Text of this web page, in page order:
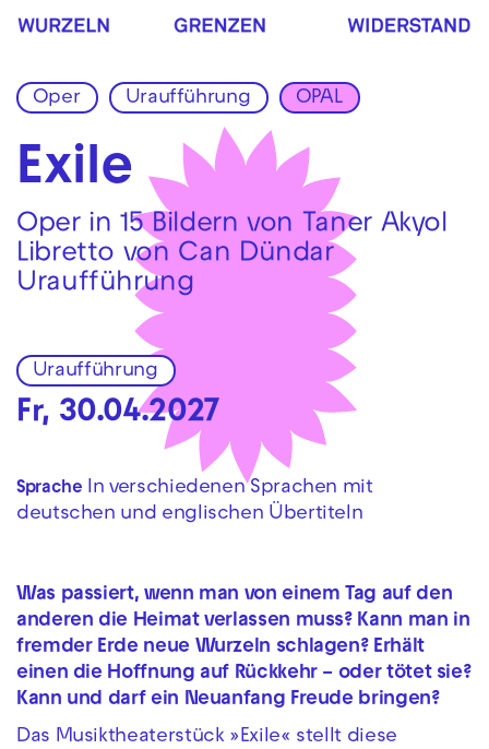
Zur Hauptnavigation springen
Oper
Uraufführung OPAL
Exile
Oper in 15 Bildern von Taner Akyol
Libretto von Can Dündar
Uraufführung
Uraufführung
Fr, 30.04.2027
Sprache In verschiedenen Sprachen mit
deutschen und englischen Übertiteln
Was passiert, wenn man von einem Tag auf den
anderen die Heimat verlassen muss? Kann man in
fremder Erde neue Wurzeln schlagen? Erhält
einen die Hoffnung auf Rückkehr – oder tötet sie?
Kann und darf ein Neuanfang Freude bringen?
Das Musiktheaterstück »Exile« stellt diese